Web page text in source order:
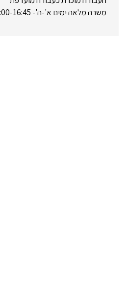
משרה מלאה ימים א'-ה'- 08:00-16:45 המשרה מיועדת לנשים ולגברים כאחד.